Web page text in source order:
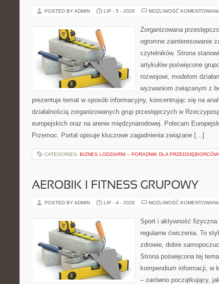
POSTED BY ADMIN LIP - 5 - 2026 MOŻLIWOŚĆ
Zorganizowana
ogromne zainteresowanie
czytelników. Strona
artykułów poświęcone
rozwojowi, modelom
wyzwaniom związanym z
prezentuje temat w sposób informacyjny, koncentrując się na
działalnością zorganizowanych grup przestępczych w
europejskich oraz na arenie międzynarodowej. Polecam
Przemoc. Portal opisuje kluczowe zagadnienia związane […]
CATEGORIES: BIZNES LODZIARNI – PORADNIK DLA PRZEDSIĘBIORCÓW
AEROBIK I FITNESS GRUPOWY
POSTED BY ADMIN LIP - 4 - 2026 MOŻLIWOŚĆ
Sport i aktywność
regularne ćwiczenia. To
zdrowie, dobre
Strona poświęcona tej
kompendium informacji, w
– zarówno początkujący,